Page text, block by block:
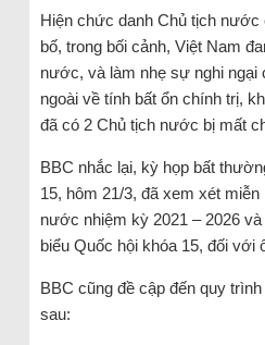
Hiện chức danh Chủ tịch
bố, trong bối cảnh, Việt Nam
nước, và làm nhẹ sự nghi
ngoài về tính bất ổn chính trị,
đã có 2 Chủ tịch nước bị mất
BBC nhắc lại, kỳ họp bất
15, hôm 21/3, đã xem xét
nước nhiệm kỳ 2021 – 2026
biểu Quốc hội khóa 15, đối với
BBC cũng đề cập đến quy
sau: